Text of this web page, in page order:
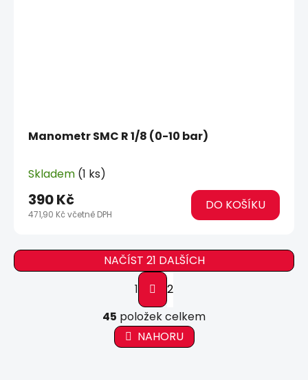
Manometr SMC R 1/8 (0-10 bar)
Skladem (1 ks)
471,90 Kč včetně DPH
390 Kč DO KOŠÍKU
O
v
l
á
NAČÍST 21 DALŠÍCH
S
t
r
á
n
k
1
2
45 položek celkem
NAHORU